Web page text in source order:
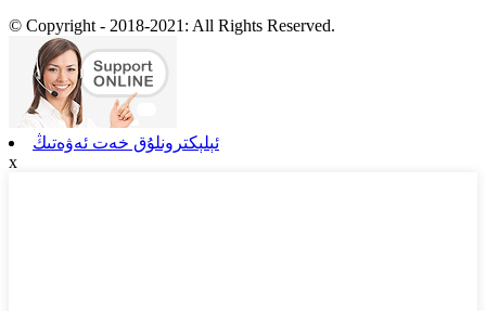
© Copyright - 2018-2021: All Rights Reserved.
ئېلېكترونلۇق خەت ئەۋەتىڭ
x